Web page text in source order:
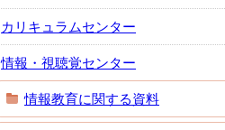
カリキュラムセンター
情報・視聴覚センター
情報教育に関する資料